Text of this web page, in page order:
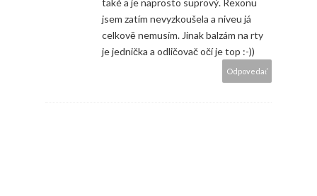
také a je naprosto suprový. Rexonu
jsem zatím nevyzkoušela a niveu já
celkově nemusím. Jinak balzám na rty
je jednička a odličovač očí je top :-))
Odpovedať